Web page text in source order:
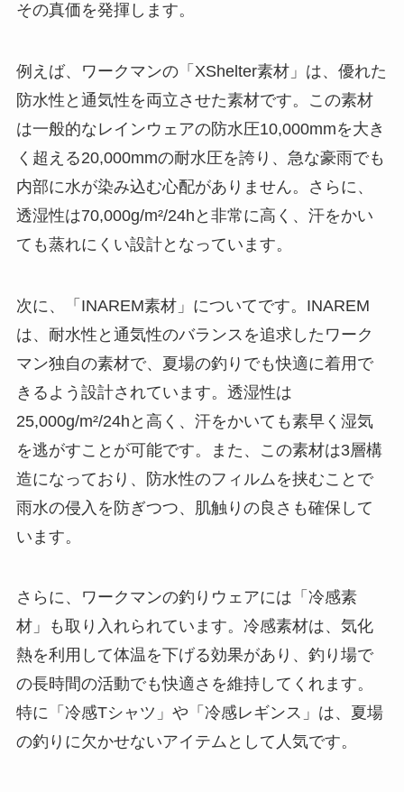
その真価を発揮します。
例えば、ワークマンの「XShelter素材」は、優れた
防水性と通気性を両立させた素材です。この素材
は一般的なレインウェアの防水圧10,000mmを大き
く超える20,000mmの耐水圧を誇り、急な豪雨でも
内部に水が染み込む心配がありません。さらに、
透湿性は70,000g/m²/24hと非常に高く、汗をかい
ても蒸れにくい設計となっています。
次に、「INAREM素材」についてです。INAREM
は、耐水性と通気性のバランスを追求したワーク
マン独自の素材で、夏場の釣りでも快適に着用で
きるよう設計されています。透湿性は
25,000g/m²/24hと高く、汗をかいても素早く湿気
を逃がすことが可能です。また、この素材は3層構
造になっており、防水性のフィルムを挟むことで
雨水の侵入を防ぎつつ、肌触りの良さも確保して
います。
さらに、ワークマンの釣りウェアには「冷感素
材」も取り入れられています。冷感素材は、気化
熱を利用して体温を下げる効果があり、釣り場で
の長時間の活動でも快適さを維持してくれます。
特に「冷感Tシャツ」や「冷感レギンス」は、夏場
の釣りに欠かせないアイテムとして人気です。